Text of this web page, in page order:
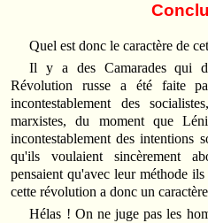
Quel est donc le caractère de
Il y a des Camarades qui
Révolution russe a été faite
incontestablement des
marxistes, du moment que
incontestablement des intentions
qu'ils voulaient sincèrement
pensaient qu'avec leur méthode
cette révolution a donc un
Hélas ! On ne juge pas les